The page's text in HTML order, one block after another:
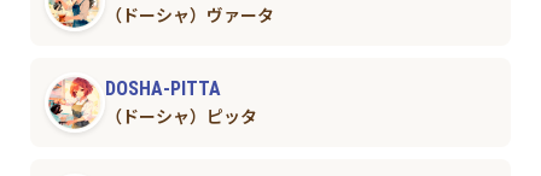
（ドーシャ）ヴァータ
DOSHA-PITTA
（ドーシャ）ピッタ